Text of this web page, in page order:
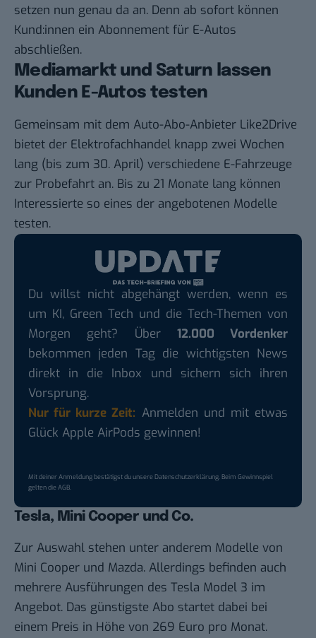
setzen nun genau da an. Denn ab sofort können
Kund:innen ein Abonnement für E-Autos
abschließen.
Mediamarkt und Saturn lassen
Kunden E-Autos testen
Gemeinsam mit dem Auto-Abo-Anbieter Like2Drive
bietet der Elektrofachhandel knapp zwei Wochen
lang (bis zum 30. April) verschiedene E-Fahrzeuge
zur Probefahrt an. Bis zu 21 Monate lang können
Interessierte so eines der angebotenen Modelle
testen.
Du willst nicht abgehängt werden, wenn es
um KI, Green Tech und die Tech-Themen von
Morgen geht? Über 12.000 Vordenker
bekommen jeden Tag die wichtigsten News
direkt in die Inbox und sichern sich ihren
Vorsprung.
Nur für kurze Zeit: Anmelden und mit etwas
Glück Apple AirPods gewinnen!
Mit deiner Anmeldung bestätigst du unsereDatenschutzerklärung. Beim Gewinnspiel
gelten dieAGB.
Tesla, Mini Cooper und Co.
Zur Auswahl stehen unter anderem Modelle von
Mini Cooper und Mazda. Allerdings befinden auch
mehrere Ausführungen des Tesla Model 3 im
Angebot. Das günstigste Abo startet dabei bei
einem Preis in Höhe von 269 Euro pro Monat.